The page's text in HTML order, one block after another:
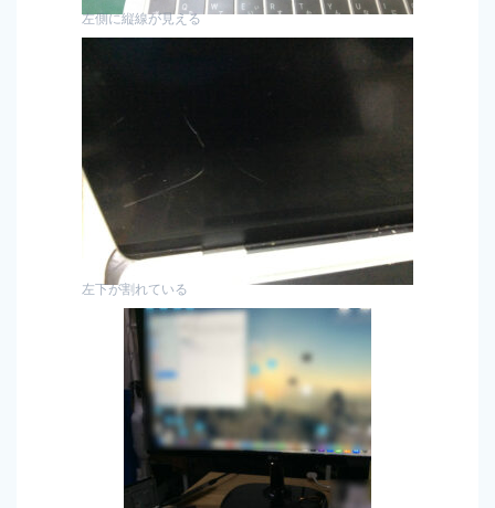
左側に縦線が見える
左下が割れている